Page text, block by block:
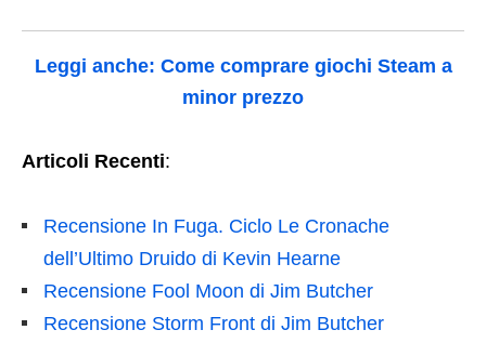
Leggi anche: Come comprare giochi Steam a
minor prezzo
Articoli Recenti:
Recensione In Fuga. Ciclo Le Cronache
dell’Ultimo Druido di Kevin Hearne
Recensione Fool Moon di Jim Butcher
Recensione Storm Front di Jim Butcher